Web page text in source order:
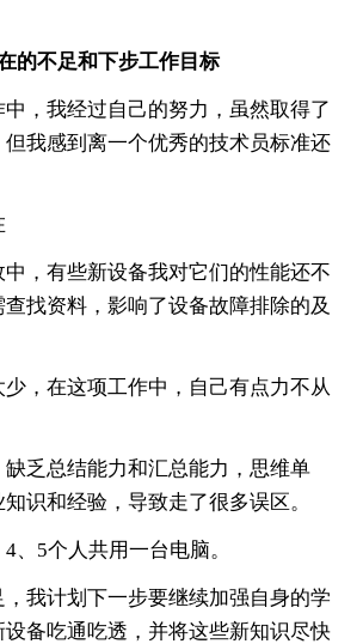
不足和下步工作目标
我经过自己的努力，虽然取得了
我感到离一个优秀的技术员标准还
有些新设备我对它们的性能还不
找资料，影响了设备故障排除的及
在这项工作中，自己有点力不从
总结能力和汇总能力，思维单
识和经验，导致走了很多误区。
5个人共用一台电脑。
计划下一步要继续加强自身的学
备吃通吃透，并将这些新知识尽快